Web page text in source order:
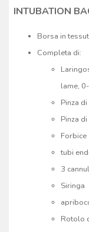
INTUBATION
Borsa in
Completa di:
lame,
Pinza
Pinza di
Forbice
tubi
3
Siringa
Rotolo